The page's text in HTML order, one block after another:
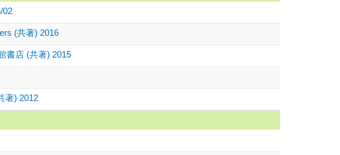
02
(共著) 2016
書店 (共著) 2015
著) 2012